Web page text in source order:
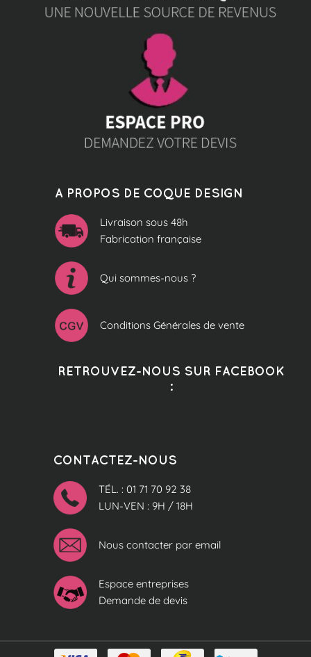
A PROPOS DE COQUE DESIGN
Livraison sous 48h
Fabrication française
Qui sommes-nous ?
Conditions Générales de vente
RETROUVEZ-NOUS SUR FACEBOOK
:
CONTACTEZ-NOUS
TÉL. : 01 71 70 92 38
LUN-VEN : 9H / 18H
Nous contacter par email
Espace entreprises
Demande de devis